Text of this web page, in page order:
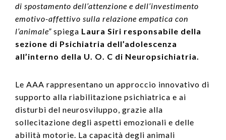
di spostamento dell’attenzione e dell’investimento
emotivo-affettivo sulla relazione empatica con
l’animale” spiega Laura Siri responsabile della
sezione di Psichiatria dell’adolescenza
all’interno della U. O. C di Neuropsichiatria.
Le AAA rappresentano un approccio innovativo di
supporto alla riabilitazione psichiatrica e ai
disturbi del neurosviluppo, grazie alla
sollecitazione degli aspetti emozionali e delle
abilità motorie. La capacità degli animali